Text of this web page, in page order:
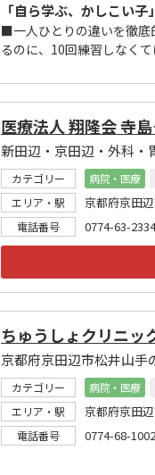
「自ら学ぶ、かしこい
■一人ひとりの違いを徹底
るのに、10回練習しなく
医療法人 翔隆会 寺
新田辺・京田辺・外科・
カテゴリー 病院・医療
エリア・駅
京都府京田
電話番号 0774-63-2334
ちゅうしょクリニッ
京都府京田辺市松井山手
カテゴリー 病院・医療
エリア・駅
京都府京田
電話番号 0774-68-1002